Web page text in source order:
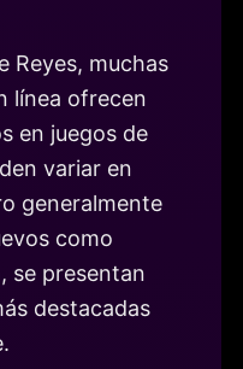
Reyes, muchas
línea ofrecen
en juegos de
variar en
generalmente
como
se presentan
destacadas